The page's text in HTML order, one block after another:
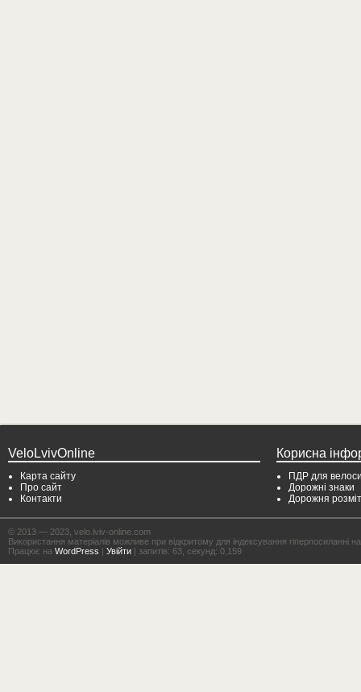
VeloLvivOnline
Карта сайту
Про сайт
Контакти
Корисна
ПДР для
Дорожні знаки
Дорожня
© 2013 — 2023, velo.lviv-online.com
Використання матеріалів можливе при відкритому для індексування гіперпосиланні
Працює на WordPress | Увійти | запитів: 63, секунд: 0,159